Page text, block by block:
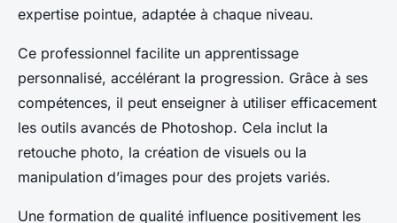
expertise pointue, adaptée à chaque niveau.
Ce professionnel facilite un apprentissage
personnalisé, accélérant la progression. Grâce à ses
compétences, il peut enseigner à utiliser efficacement
les outils avancés de Photoshop. Cela inclut la
retouche photo, la création de visuels ou la
manipulation d’images pour des projets variés.
Une formation de qualité influence positivement les